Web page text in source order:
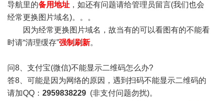
导航里的备用地址 ，如还有问题请给管理员留言(我们也会
经常更换图片域名)。。。
因为经常更换图片域名，故当有的可以看图有的不能看
时请“清理缓存”强制刷新。
问8、支付宝(微信)不能显示二维码怎么办?
答8、可能是因为网络的原因，遇到扫码不能显示二维码的
请加QQ： 2959838229 (非支付问题勿扰)。